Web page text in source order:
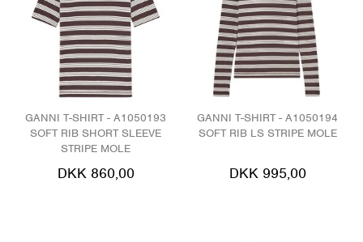
GANNI T-SHIRT - A1050193
SOFT RIB SHORT SLEEVE
STRIPE MOLE
DKK 860,00
GANNI T-SHIRT - A1050194
SOFT RIB LS STRIPE MOLE
DKK 995,00